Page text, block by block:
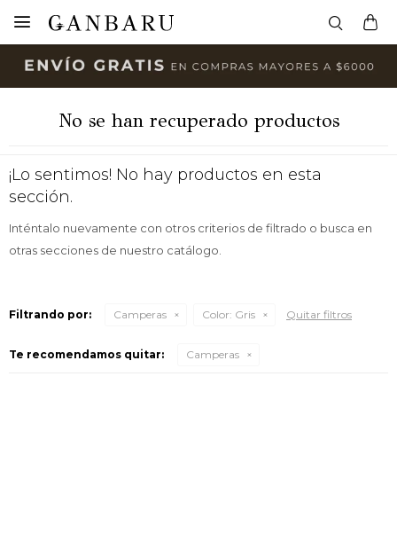

No se han recuperado productos
¡Lo sentimos! No hay productos en esta
sección.
Inténtalo nuevamente con otros criterios de filtrado o busca en
otras secciones de nuestro catálogo.
Filtrando por: Camperas Color: Gris Quitar filtros
Te recomendamos quitar: Camperas